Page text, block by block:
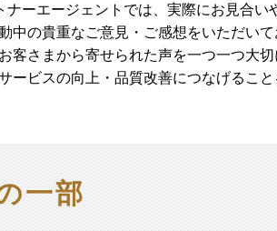
ーエージェントでは、実際にお見合い
中の貴重なご意見・ご感想をいただいて
お客さまから寄せられた声を一つ一つ大切
ービスの向上・品質改善につなげること
一部